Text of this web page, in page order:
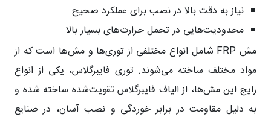
نیاز به دقت بالا در نصب برای عملکرد صحیح
محدودیت‌هایی در تحمل حرارت‌های بسیار بالا
مش FRP شامل انواع مختلفی از توری‌ها و مش‌ها است که از
مواد مختلف ساخته می‌شوند. توری فایبرگلاس، یکی از انواع
رایج این مش‌ها، از الیاف فایبرگلاس تقویت‌شده ساخته شده و
به دلیل مقاومت در برابر خوردگی و نصب آسان، در صنایع